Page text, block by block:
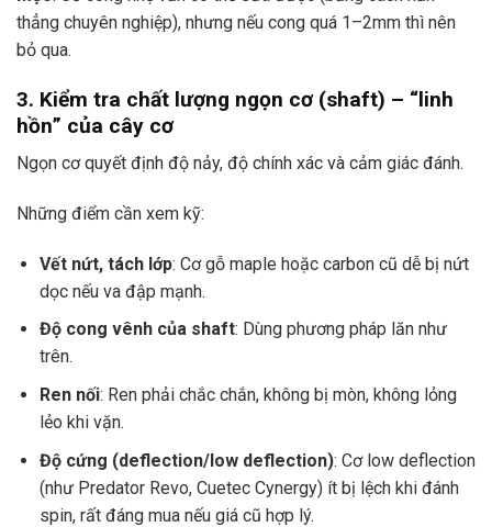
thẳng chuyên nghiệp), nhưng nếu cong quá 1–2mm thì nên
bỏ qua.
3. Kiểm tra chất lượng ngọn cơ (shaft) – “linh
hồn” của cây cơ
Ngọn cơ quyết định độ nảy, độ chính xác và cảm giác đánh.
Những điểm cần xem kỹ:
Vết nứt, tách lớp: Cơ gỗ maple hoặc carbon cũ dễ bị nứt
dọc nếu va đập mạnh.
Độ cong vênh của shaft: Dùng phương pháp lăn như
trên.
Ren nối: Ren phải chắc chắn, không bị mòn, không lỏng
lẻo khi vặn.
Độ cứng (deflection/low deflection): Cơ low deflection
(như Predator Revo, Cuetec Cynergy) ít bị lệch khi đánh
spin, rất đáng mua nếu giá cũ hợp lý.